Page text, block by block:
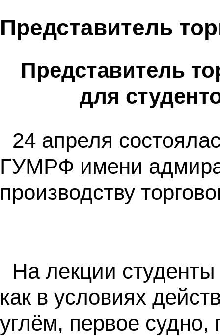
Представитель
Представитель
для
24 апреля
ГУМРФ имени
производству
На лекции
как в условиях
углём, первое